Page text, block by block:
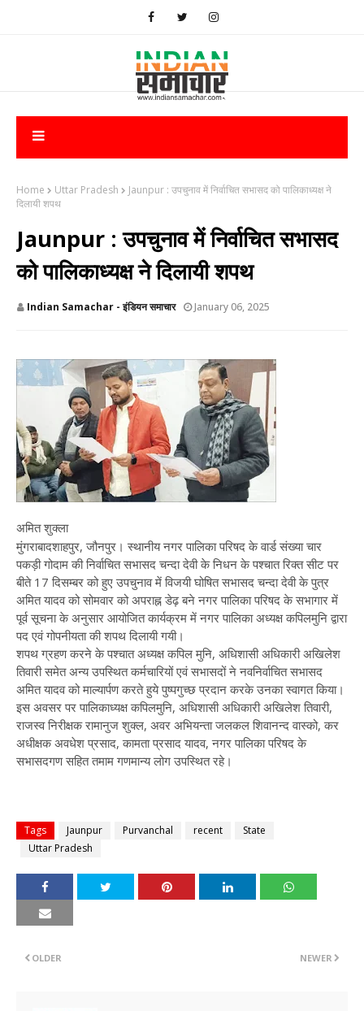
Home Uttar Pradesh
Jaunpur : उपचुनाव में निर्वाचित सभासद को पालिकाध्यक्ष ने
दिलायी शपथ
Jaunpur : उपचुनाव में निर्वाचित सभासद
को पालिकाध्यक्ष ने दिलायी शपथ
Indian Samachar - इंडियन समाचार January 06, 2025
अमित शुक्ला
मुंगराबादशाहपुर, जौनपुर। स्थानीय नगर पालिका परिषद के वार्ड संख्या चार
पकड़ी गोदाम की निर्वाचित सभासद चन्दा देवी के निधन के पश्चात रिक्त सीट पर
बीते 17 दिसम्बर को हुए उपचुनाव में विजयी घोषित सभासद चन्दा देवी के पुत्र
अमित यादव को सोमवार को अपराह्न डेढ़ बने नगर पालिका परिषद के सभागार में
पूर्व सूचना के अनुसार आयोजित कार्यक्रम में नगर पालिका अध्यक्ष कपिलमुनि द्वारा
पद एवं गोपनीयता की शपथ दिलायी गयी।
शपथ ग्रहण करने के पश्चात अध्यक्ष कपिल मुनि, अधिशासी अधिकारी अखिलेश
तिवारी समेत अन्य उपस्थित कर्मचारियों एवं सभासदों ने नवनिर्वाचित सभासद
अमित यादव को माल्यार्पण करते हुये पुष्पगुच्छ प्रदान करके उनका स्वागत किया।
इस अवसर पर पालिकाध्यक्ष कपिलमुनि, अधिशासी अधिकारी अखिलेश तिवारी,
राजस्व निरीक्षक रामानुज शुक्ल, अवर अभियन्ता जलकल शिवानन्द वास्को, कर
अधीक्षक अवधेश प्रसाद, कामता प्रसाद यादव, नगर पालिका परिषद के
सभासदगण सहित तमाम गणमान्य लोग उपस्थित रहे।
Tags Jaunpur Purvanchal recent
State
Uttar Pradesh
NEWER
OLDER